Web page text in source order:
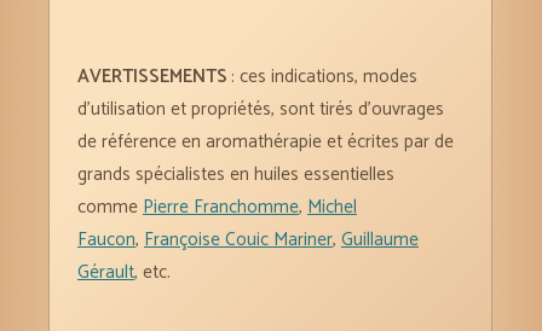
AVERTISSEMENTS : ces indications, modes
d’utilisation et propriétés, sont tirés d’ouvrages
de référence en aromathérapie et écrites par de
grands spécialistes en huiles essentielles
commePierre Franchomme,Michel
Faucon,Françoise Couic Mariner,Guillaume
Gérault, etc.